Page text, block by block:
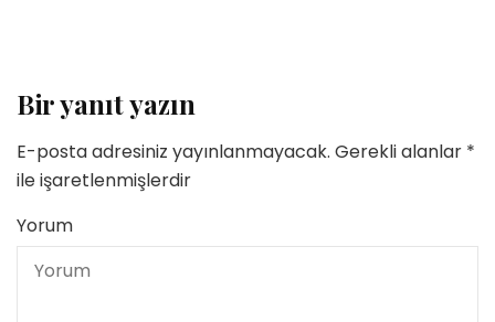
Bir yanıt yazın
E-posta adresiniz yayınlanmayacak. Gerekli alanlar *
ile işaretlenmişlerdir
Yorum